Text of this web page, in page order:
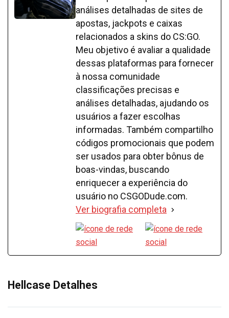
análises detalhadas de sites de
apostas, jackpots e caixas
relacionados a skins do CS:GO.
Meu objetivo é avaliar a qualidade
dessas plataformas para fornecer
à nossa comunidade
classificações precisas e
análises detalhadas, ajudando os
usuários a fazer escolhas
informadas. Também compartilho
códigos promocionais que podem
ser usados para obter bônus de
boas-vindas, buscando
enriquecer a experiência do
usuário no CSGODude.com.
Ver biografia completa
Hellcase Detalhes